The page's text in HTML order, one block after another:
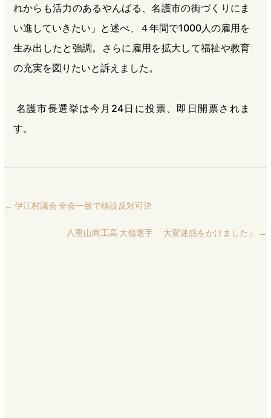
れからも活力のあるやんばる、名護市の街づくりにま
い進していきたい」と述べ、４年間で1000人の雇用を
生み出したと強調。さらに雇用を拡大して福祉や教育
の充実を図りたいと訴えました。
名護市長選挙は今月24日に投票、即日開票されま
す。
← 伊江村議会 全会一致で移設反対可決
八重山商工高 大嶺選手 「大変迷惑をかけました」 →